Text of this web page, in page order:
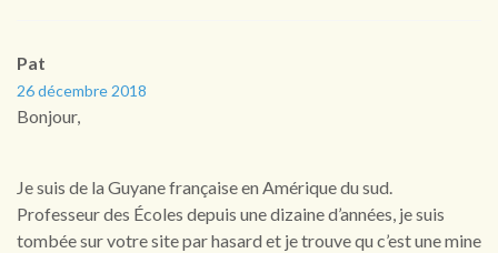
Pat
26 décembre 2018
Bonjour,
Je suis de la Guyane française en Amérique du sud.
Professeur des Écoles depuis une dizaine d’années, je suis
tombée sur votre site par hasard et je trouve qu c’est une mine